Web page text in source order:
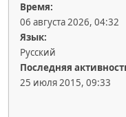
Время:
06 августа 2026, 04:32
Язык:
Русский
Последняя
25 июля 2015, 09:33